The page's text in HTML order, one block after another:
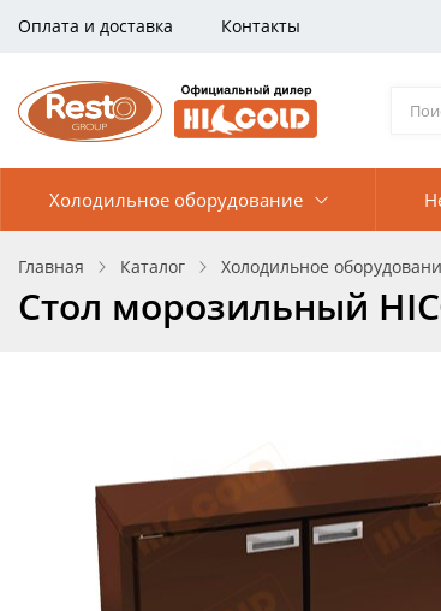
Оплата и доставка Контакты
Холодильное оборудование
Главная Каталог Холодильное
Стол морозильный